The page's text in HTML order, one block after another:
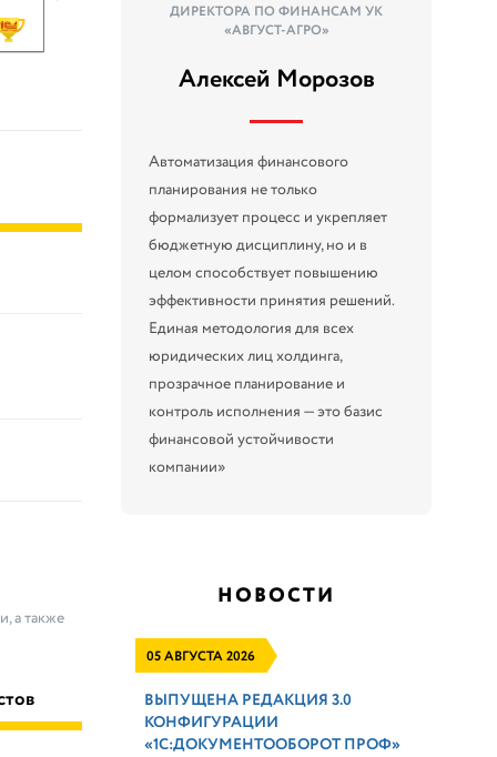
а также
ДИРЕКТОРА ПО ФИНАНСАМ УК
«АВГУСТ-АГРО»
Алексей Морозов
Автоматизация финансового
планирования не только
формализует процесс и укрепляет
бюджетную дисциплину, но и в
целом способствует повышению
эффективности принятия решений.
Единая методология для всех
юридических лиц холдинга,
прозрачное планирование и
контроль исполнения — это базис
финансовой устойчивости
компании»
НОВОСТИ
05 АВГУСТА 2026
ВЫПУЩЕНА РЕДАКЦИЯ 3.0
КОНФИГУРАЦИИ
«1С:ДОКУМЕНТООБОРОТ ПРОФ»